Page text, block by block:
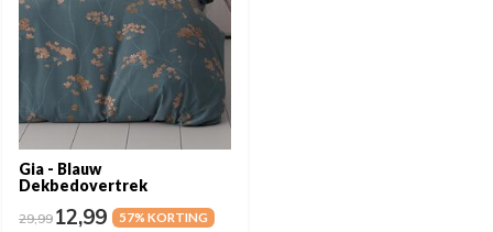
Gia - Blauw
Dekbedovertrek
29,9912,99 57% KORTING